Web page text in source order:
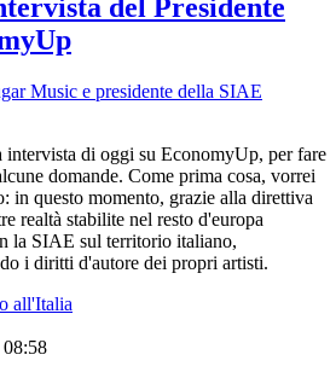
del Presidente
intervista di oggi su EconomyUp, per fare
domande. Come prima cosa, vorrei
in questo momento, grazie alla direttiva
realtà stabilite nel resto d'europa
la SIAE sul territorio italiano,
i diritti d'autore dei propri artisti.
all'Italia